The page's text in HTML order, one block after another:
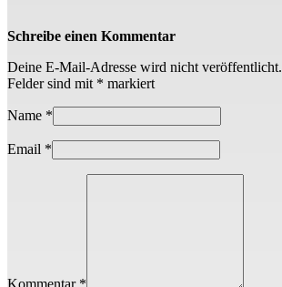
Schreibe einen Kommentar
Deine E-Mail-Adresse wird nicht veröffentlicht.
Felder sind mit * markiert
Name *
Email *
Kommentar *